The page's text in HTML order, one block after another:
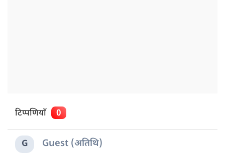
टिप्पणियाँ 0
G Guest (अतिथि)